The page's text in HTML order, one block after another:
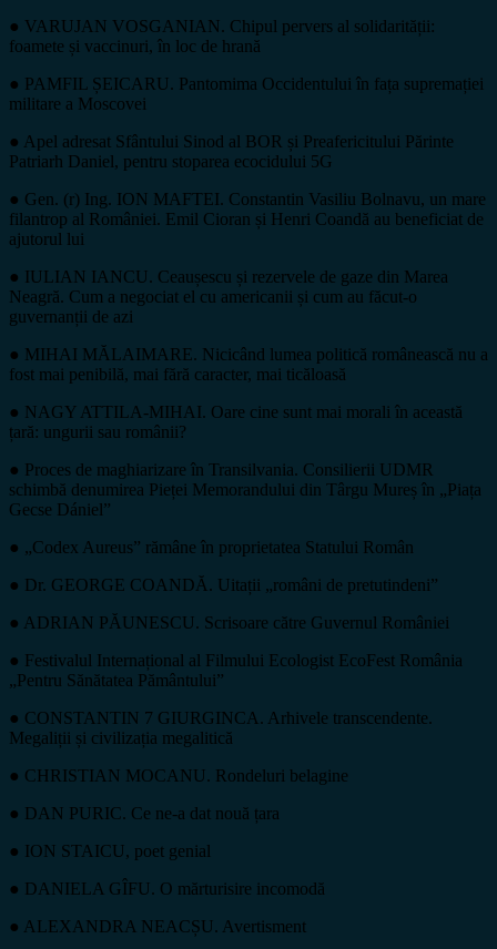
● VARUJAN VOSGANIAN. Chipul pervers al solidarității:
foamete și vaccinuri, în loc de hrană
● PAMFIL ȘEICARU. Pantomima Occidentului în fața supremației
militare a Moscovei
● Apel adresat Sfântului Sinod al BOR și Preafericitului Părinte
Patriarh Daniel, pentru stoparea ecocidului 5G
● Gen. (r) Ing. ION MAFTEI. Constantin Vasiliu Bolnavu, un mare
filantrop al României. Emil Cioran și Henri Coandă au beneficiat de
ajutorul lui
● IULIAN IANCU. Ceaușescu și rezervele de gaze din Marea
Neagră. Cum a negociat el cu americanii și cum au făcut-o
guvernanții de azi
● MIHAI MĂLAIMARE. Nicicând lumea politică românească nu a
fost mai penibilă, mai fără caracter, mai ticăloasă
● NAGY ATTILA-MIHAI. Oare cine sunt mai morali în această
țară: ungurii sau românii?
● Proces de maghiarizare în Transilvania. Consilierii UDMR
schimbă denumirea Pieței Memorandului din Târgu Mureș în „Piața
Gecse Dániel”
● „Codex Aureus” rămâne în proprietatea Statului Român
● Dr. GEORGE COANDĂ. Uitații „români de pretutindeni”
● ADRIAN PĂUNESCU. Scrisoare către Guvernul României
● Festivalul Internațional al Filmului Ecologist EcoFest România
„Pentru Sănătatea Pământului”
● CONSTANTIN 7 GIURGINCA. Arhivele transcendente.
Megaliții și civilizația megalitică
● CHRISTIAN MOCANU. Rondeluri belagine
● DAN PURIC. Ce ne-a dat nouă țara
● ION STAICU, poet genial
● DANIELA GÎFU. O mărturisire incomodă
● ALEXANDRA NEACȘU. Avertisment